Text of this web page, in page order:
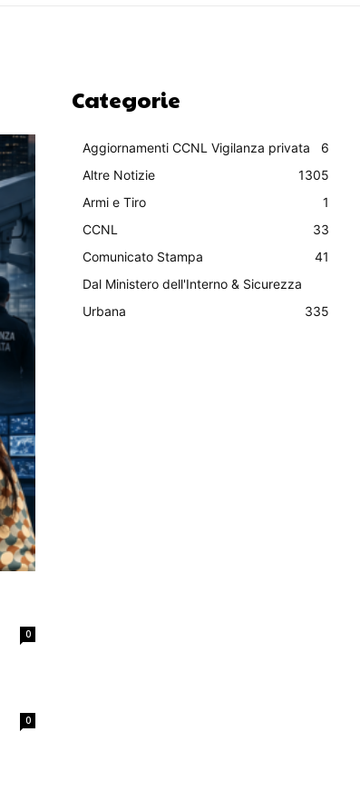
0
0
Categorie
Aggiornamenti CCNL Vigilanza privata
6
Altre Notizie
1305
Armi e Tiro
1
CCNL
33
Comunicato Stampa
41
Dal Ministero dell'Interno & Sicurezza
Urbana
335